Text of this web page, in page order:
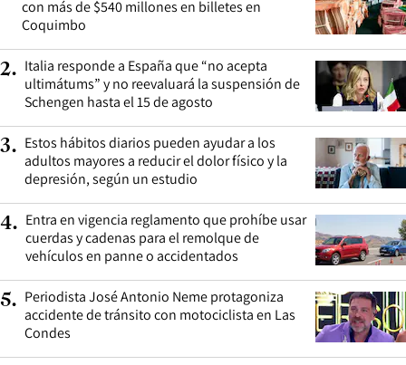
con más de $540 millones en billetes en
Coquimbo
2. Italia responde a España que “no acepta
ultimátums” y no reevaluará la suspensión de
Schengen hasta el 15 de agosto
3. Estos hábitos diarios pueden ayudar a los
adultos mayores a reducir el dolor físico y la
depresión, según un estudio
4. Entra en vigencia reglamento que prohíbe usar
cuerdas y cadenas para el remolque de
vehículos en panne o accidentados
5. Periodista José Antonio Neme protagoniza
accidente de tránsito con motociclista en Las
Condes